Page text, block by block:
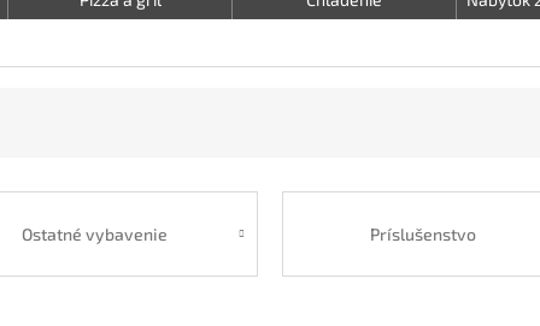
Ostatné vybavenie Príslušenstvo